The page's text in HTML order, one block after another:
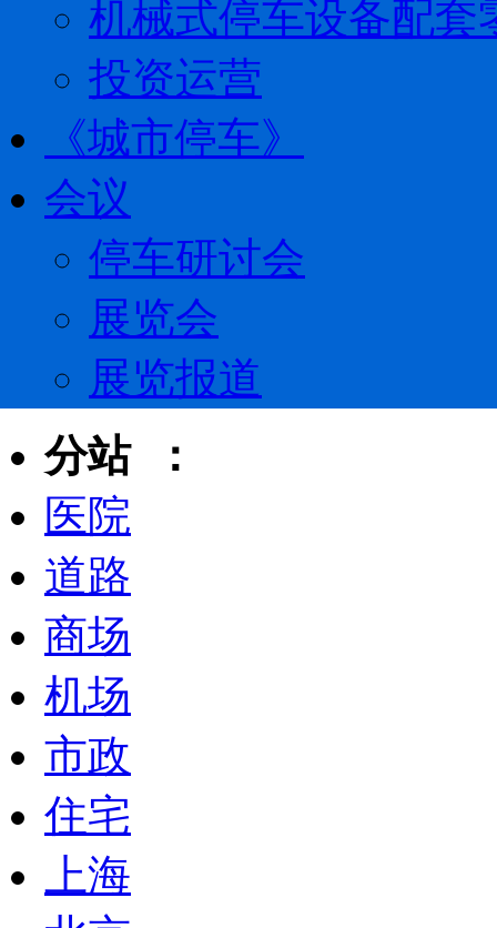
机械式停车设备配套
投资运营
《城市停车》
会议
停车研讨会
展览会
展览报道
分站 ：
医院
道路
商场
机场
市政
住宅
上海